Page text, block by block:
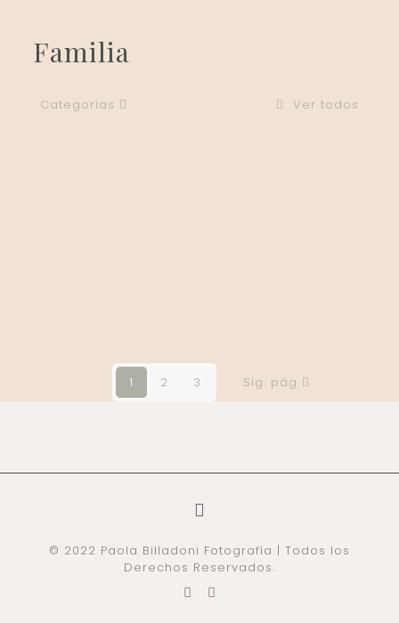
Familia
Categorías Ver todos
1 2 3 Sig. pág
© 2022 Paola Billadoni Fotografía | Todos los
Derechos Reservados.